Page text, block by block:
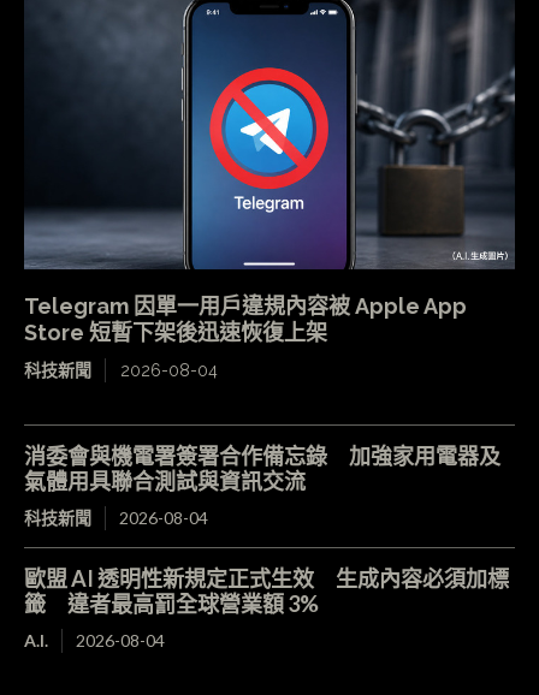
Telegram 因單一用戶違規內容被 Apple App
Store 短暫下架後迅速恢復上架
科技新聞 2026-08-04
消委會與機電署簽署合作備忘錄 加強家用電器及
氣體用具聯合測試與資訊交流
科技新聞 2026-08-04
歐盟 AI 透明性新規定正式生效 生成內容必須加標
籤 違者最高罰全球營業額 3%
A.I. 2026-08-04